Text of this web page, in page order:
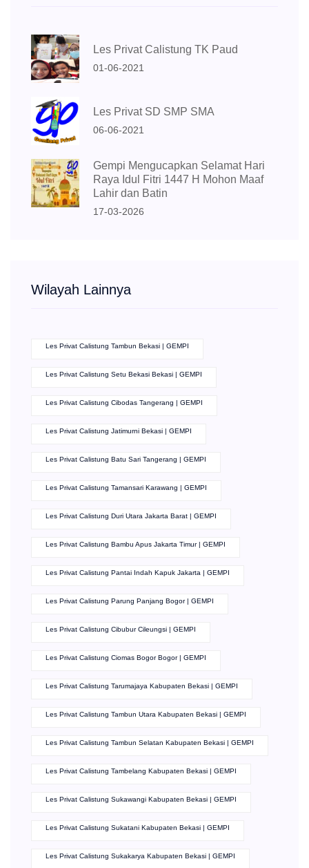
Les Privat Calistung TK Paud
01-06-2021
Les Privat SD SMP SMA
06-06-2021
Gempi Mengucapkan Selamat Hari
Raya Idul Fitri 1447 H Mohon Maaf
Lahir dan Batin
17-03-2026
Wilayah Lainnya
Les Privat Calistung Tambun Bekasi | GEMPI
Les Privat Calistung Setu Bekasi Bekasi | GEMPI
Les Privat Calistung Cibodas Tangerang | GEMPI
Les Privat Calistung Jatimurni Bekasi | GEMPI
Les Privat Calistung Batu Sari Tangerang | GEMPI
Les Privat Calistung Tamansari Karawang | GEMPI
Les Privat Calistung Duri Utara Jakarta Barat | GEMPI
Les Privat Calistung Bambu Apus Jakarta Timur | GEMPI
Les Privat Calistung Pantai Indah Kapuk Jakarta | GEMPI
Les Privat Calistung Parung Panjang Bogor | GEMPI
Les Privat Calistung Cibubur Cileungsi | GEMPI
Les Privat Calistung Ciomas Bogor Bogor | GEMPI
Les Privat Calistung Tarumajaya Kabupaten Bekasi | GEMPI
Les Privat Calistung Tambun Utara Kabupaten Bekasi | GEMPI
Les Privat Calistung Tambun Selatan Kabupaten Bekasi | GEMPI
Les Privat Calistung Tambelang Kabupaten Bekasi | GEMPI
Les Privat Calistung Sukawangi Kabupaten Bekasi | GEMPI
Les Privat Calistung Sukatani Kabupaten Bekasi | GEMPI
Les Privat Calistung Sukakarya Kabupaten Bekasi | GEMPI